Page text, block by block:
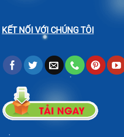
KẾT NỐI VỚI CHÚNG TÔI